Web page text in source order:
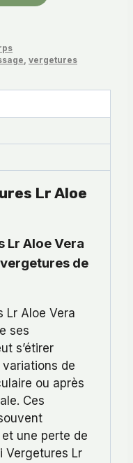
, vergetures
Lr Aloe
Lr Aloe Vera
de
Lr Aloe Vera
ses
s’étirer
de
ou après
Ces
et une perte de
Vergetures Lr